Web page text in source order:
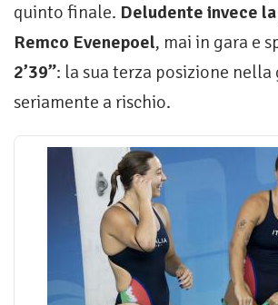
quinto finale. Deludente invece
Remco Evenepoel, mai in gara e
2’39”: la sua terza posizione nella
seriamente a rischio.